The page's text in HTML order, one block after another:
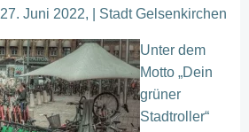
27. Juni 2022, | Stadt Gelsenkirchen
Unter dem
Motto „Dein
grüner
Stadtroller“